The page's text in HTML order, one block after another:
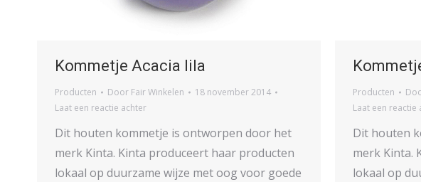
Kommetje Acacia lila
Producten Door Fair Winkelen
18 november 2014
Laat een reactie achter
Dit houten kommetje is ontworpen door het
merk Kinta. Kinta produceert haar producten
lokaal op duurzame wijze met oog voor goede
Producten
Laat een reactie
Dit houten
merk Kinta.
lokaal op